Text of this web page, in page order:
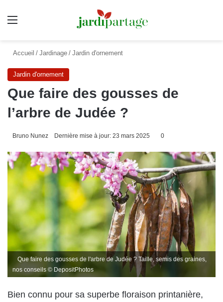
Menu
Accueil / Jardinage / Jardin d'ornement
Jardin d'ornement
Que faire des gousses de
l’arbre de Judée ?
Bruno Nunez Dernière mise à jour: 23 mars 2025 0
Que faire des gousses de l'arbre de Judée ? Taille, semis des graines,
nos conseils © DepositPhotos
Bien connu pour sa superbe floraison printanière,